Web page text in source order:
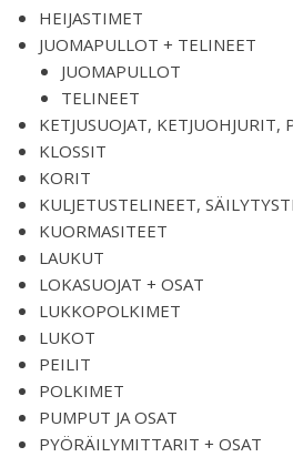
HEIJASTIMET
JUOMAPULLOT + TELINEET
JUOMAPULLOT
TELINEET
KETJUSUOJAT, KETJUOHJURIT,
KLOSSIT
KORIT
KULJETUSTELINEET,
KUORMASITEET
LAUKUT
LOKASUOJAT + OSAT
LUKKOPOLKIMET
LUKOT
PEILIT
POLKIMET
PUMPUT JA OSAT
PYÖRÄILYMITTARIT + OSAT